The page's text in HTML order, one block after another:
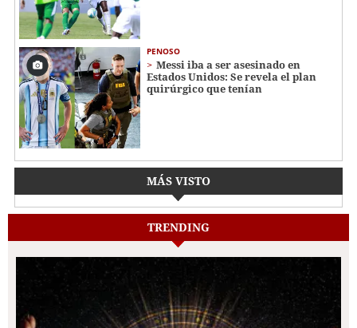
PENOSO
Messi iba a ser asesinado en
Estados Unidos: Se revela el plan
quirúrgico que tenían
MÁS VISTO
TRENDING